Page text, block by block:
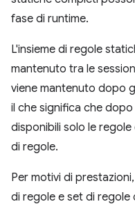
fase di runtime.
L'insieme di regole
mantenuto tra le
viene mantenuto dopo
il che significa che
disponibili solo le
di regole.
Per motivi di
di regole e set di